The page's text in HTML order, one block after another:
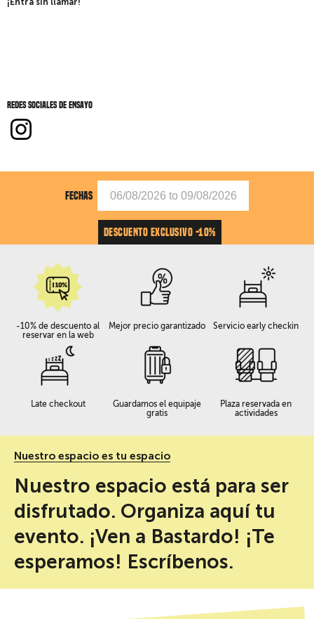
Redes sociales de Ensayo
FECHAS
DESCUENTO EXCLUSIVO -10%
-10% de descuento al
reservar en la web
Mejor precio garantizado Servicio early checkin
Late checkout
Guardamos el equipaje
gratis
Plaza reservada en
actividades
Nuestro espacio es tu espacio
Nuestro espacio está para ser
disfrutado. Organiza aquí tu
evento. ¡Ven a Bastardo! ¡Te
esperamos! Escríbenos.